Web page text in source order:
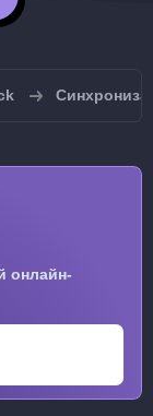
онлайн-